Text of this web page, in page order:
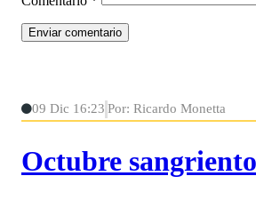
09 Dic 16:23 Por: Ricardo Monetta
Octubre